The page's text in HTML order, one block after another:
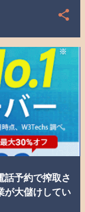
話予約で搾取さ
が大儲けしてい